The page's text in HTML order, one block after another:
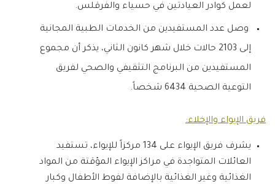
لعمل كوادر العيادتين في حسياء والفرقلس.
وصل عدد المستفيدين من الخدمات الطبية المجانية
إلى 2103 حالات خلال شهر كانون الثاني، يذكر أن مجموع
المستفيدين من البرنامج التثقيفي والصحي لفريق
التوعية الصحية 6434 شخصاً.
فريق الإيواء والإخلاء:
يشرف فريق الإيواء على 134 مركزاً للإيواء، تستفيد
العائلات المتواجدة في مراكز الإيواء المؤقتة من المواد
الغذائية وغير الغذائية بالإضافة لفوط الأطفال وكبار